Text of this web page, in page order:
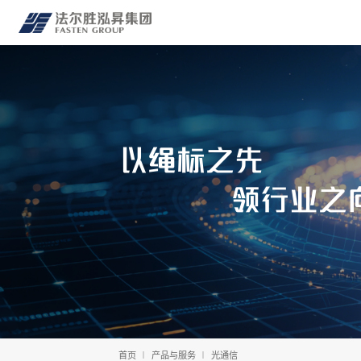
以绳标之先
领行业之
首页 产品与服务 光通信